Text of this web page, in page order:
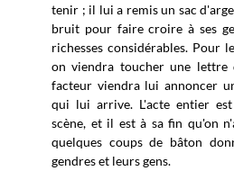
tenir ; il lui a remis un sac
bruit pour faire croire à ses
richesses considérables. Pour
on viendra toucher une lettre
facteur viendra lui annoncer
qui lui arrive. L'acte entier
scène, et il est à sa fin qu'on
quelques coups de bâton
gendres et leurs gens.